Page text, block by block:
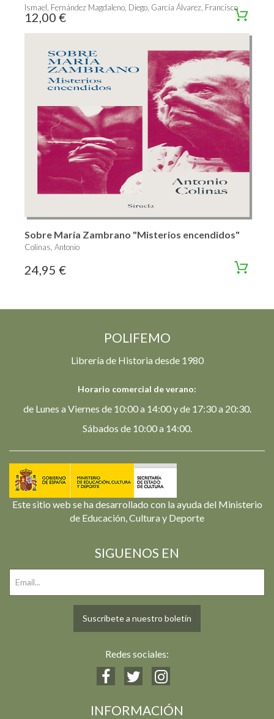
Ismael, Fernández Magdaleno, Diego, García Álvarez, Francisco
12,00 €
Sobre María Zambrano "Misterios encendidos"
Colinas, Antonio
24,95 €
POLIFEMO
Librería de Historia desde 1980
Horario comercial de verano:
de Lunes a Viernes de 10:00 a 14:00 y de 17:30 a 20:30.
Sábados de 10:00 a 14:00.
Este sitio web se ha desarrollado con la ayuda del Ministerio
de Educación, Cultura y Deporte
SIGUENOS EN
Suscríbete a nuestro boletín
Redes sociales:
INFORMACIÓN